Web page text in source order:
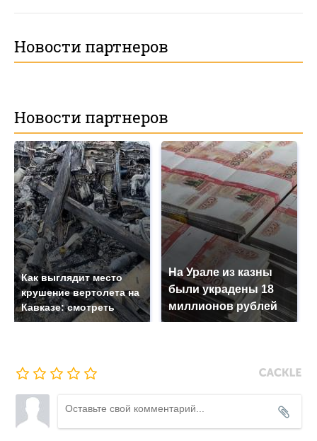
Новости партнеров
Новости партнеров
Как выглядит место
крушение вертолета на
Кавказе: смотреть
На Урале из казны
были украдены 18
миллионов рублей